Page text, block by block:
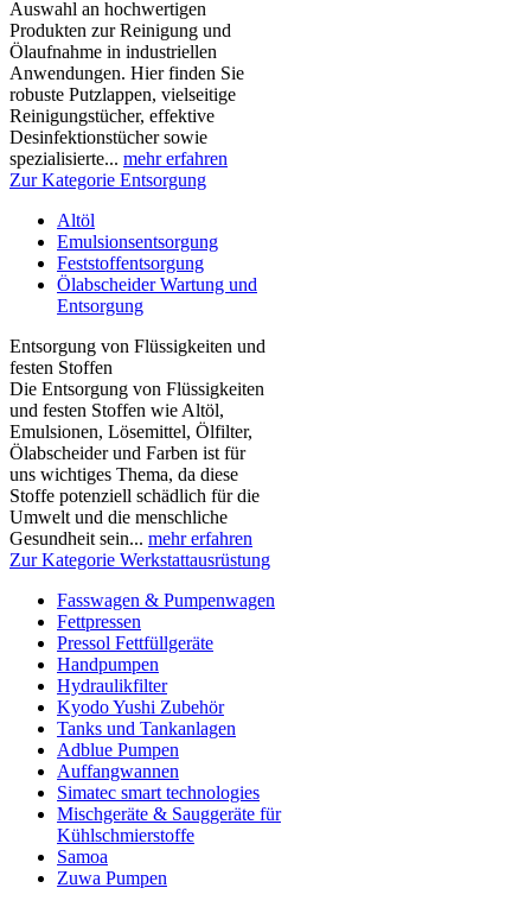
Auswahl an hochwertigen
Produkten zur Reinigung und
Ölaufnahme in industriellen
Anwendungen. Hier finden Sie
robuste Putzlappen, vielseitige
Reinigungstücher, effektive
Desinfektionstücher sowie
spezialisierte... mehr erfahren
Zur Kategorie Entsorgung
Altöl
Emulsionsentsorgung
Feststoffentsorgung
Ölabscheider Wartung und
Entsorgung
Entsorgung von Flüssigkeiten und
festen Stoffen
Die Entsorgung von Flüssigkeiten
und festen Stoffen wie Altöl,
Emulsionen, Lösemittel, Ölfilter,
Ölabscheider und Farben ist für
uns wichtiges Thema, da diese
Stoffe potenziell schädlich für die
Umwelt und die menschliche
Gesundheit sein... mehr erfahren
Zur Kategorie Werkstattausrüstung
Fasswagen & Pumpenwagen
Fettpressen
Pressol Fettfüllgeräte
Handpumpen
Hydraulikfilter
Kyodo Yushi Zubehör
Tanks und Tankanlagen
Adblue Pumpen
Auffangwannen
Simatec smart technologies
Mischgeräte & Sauggeräte für
Kühlschmierstoffe
Samoa
Zuwa Pumpen